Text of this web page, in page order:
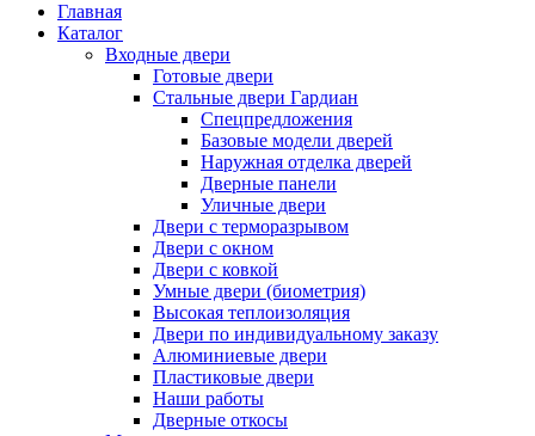
Главная
Каталог
Входные двери
Готовые двери
Стальные двери Гардиан
Спецпредложения
Базовые модели дверей
Наружная отделка дверей
Дверные панели
Уличные двери
Двери с терморазрывом
Двери с окном
Двери с ковкой
Умные двери (биометрия)
Высокая теплоизоляция
Двери по индивидуальному заказу
Алюминиевые двери
Пластиковые двери
Наши работы
Дверные откосы